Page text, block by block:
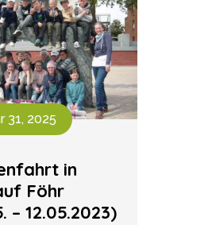
31, 2025
in
Föhr
– 12.05.2023)